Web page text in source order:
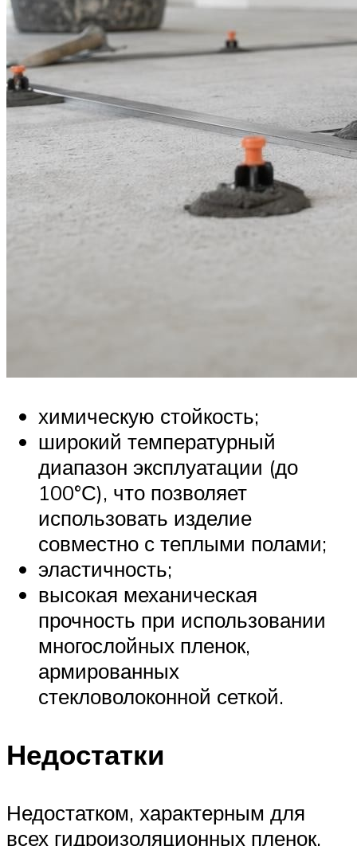
химическую стойкость;
широкий температурный
диапазон эксплуатации (до
100°С), что позволяет
использовать изделие
совместно с теплыми полами;
эластичность;
высокая механическая
прочность при использовании
многослойных пленок,
армированных
стекловолоконной сеткой.
Недостатки
Недостатком, характерным для
всех гидроизоляционных пленок,